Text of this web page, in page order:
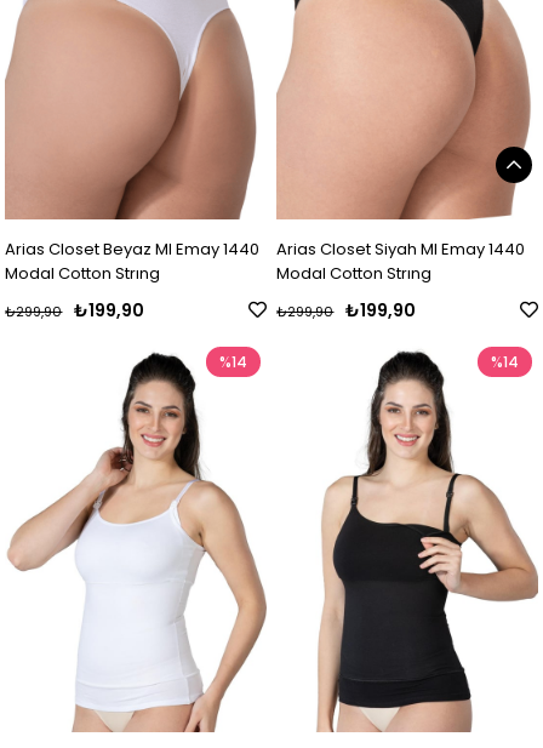
Arias Closet Beyaz MI Emay 1440
Modal Cotton Strıng
₺199,90
₺299,90
Arias Closet Siyah MI Emay 1440
Modal Cotton Strıng
₺199,90
₺299,90
%14 %14